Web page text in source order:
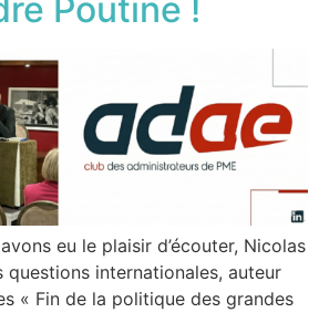
Poutine !
eu le plaisir d’écouter, Nicolas
questions internationales, auteur
« Fin de la politique des grandes